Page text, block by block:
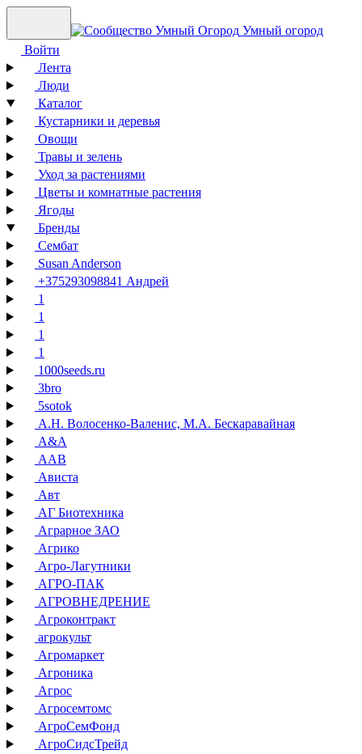
Умный огород
Войти
Лента
Люди
Каталог
Кустарники и деревья
Овощи
Травы и зелень
Уход за растениями
Цветы и комнатные растения
Ягоды
Бренды
Сембат
Susan Anderson
+375293098841 Андрей
1
1
1
1
1000seeds.ru
3bro
5sotok
А.Н. Волосенко-Валенис, М.А. Бескаравайная
А&А
ААВ
Ависта
Авт
АГ Биотехника
Аграрное ЗАО
Агрико
Агро-Лагутники
АГРО-ПАК
АГРОВНЕДРЕНИЕ
Агроконтракт
агрокульт
Агромаркет
Агроника
Агрос
Агросемтомс
АгроСемФонд
АгроСидсТрейд